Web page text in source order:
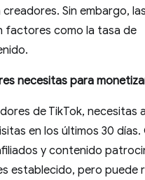
Sin embargo,
factores como la tasa de
necesitas para
de TikTok, necesitas
en los últimos 30
y contenido
establecido, pero puede